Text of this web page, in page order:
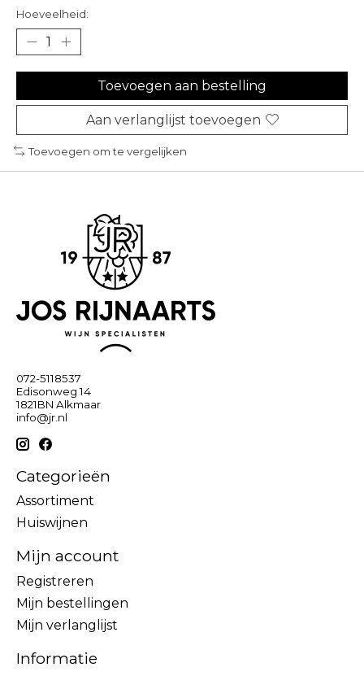
Hoeveelheid:
Toevoegen aan bestelling
Aan verlanglijst toevoegen
Toevoegen om te vergelijken
072-5118537
Edisonweg 14
1821BN Alkmaar
info@jr.nl
Categorieën
Assortiment
Huiswijnen
Mijn account
Registreren
Mijn bestellingen
Mijn verlanglijst
Informatie